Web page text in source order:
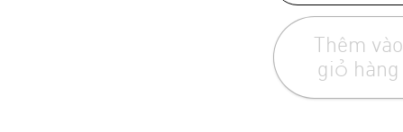
Thêm vào
giỏ hàng